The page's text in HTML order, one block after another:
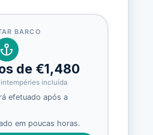
BARCO
de €1,480
incluída
efetuado após a
em poucas horas.